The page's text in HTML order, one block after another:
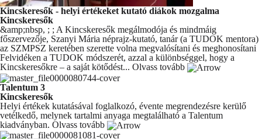
Kincskeresők - helyi értékeket kutató diákok mozgalma
Kincskeresők
&amp;nbsp, ; ; A Kincskeresők megálmodója és mindmáig
főszervezője, Szanyi Mária néprajz-kutató, tanár (a TUDOK mentora)
az SZMPSZ keretében szerette volna megvalósítani és meghonosítani
Felvidéken a TUDOK módszerét, azzal a különbséggel, hogy a
Kincskeresőkre – a saját kötődést... Olvass tovább
Talentum 3
Kincskeresők
Helyi értékek kutatásával foglalkozó, évente megrendezésre kerülő
vetélkedő, melynek tartalmi anyaga megtalálható a Talentum
kiadványban. Olvass tovább